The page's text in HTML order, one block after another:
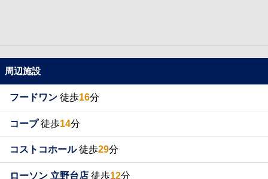
周辺施設
フードワン 徒歩16分
コープ徒歩14分
コストコホール徒歩29分
ローソン 立野台店 徒歩12分